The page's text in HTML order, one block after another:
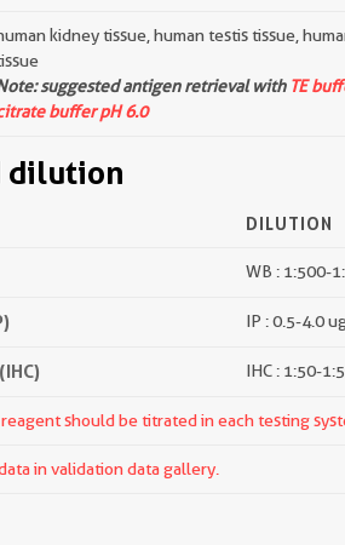
kidney tissue, human testis tissue,
suggested antigen retrieval with TE
buffer pH 6.0
dilution
DILUTION
WB : 1:500-
IP : 0.5-4.0
IHC : 1:50-
should be titrated in each testing
in validation data gallery.